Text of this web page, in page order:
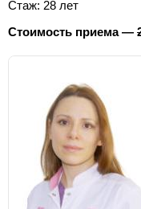
Стаж: 28 лет
Стоимость приема —